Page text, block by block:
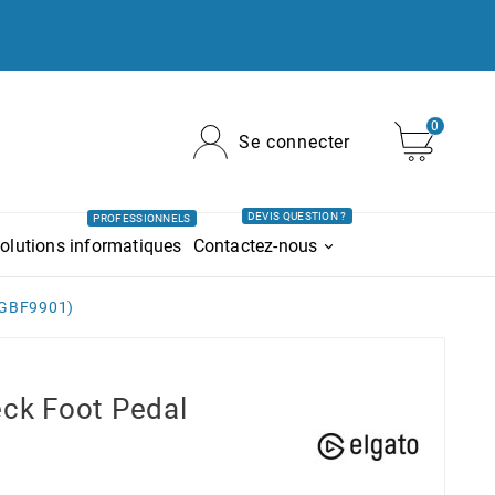
Se connecter
0
informatiques
PROFESSIONNELS
Contactez-nous
DEVIS QUESTION ?
Foot Pedal